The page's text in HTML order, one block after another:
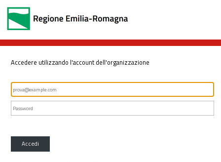
Accedere utilizzando l'account dell'organizzazione
Accedi